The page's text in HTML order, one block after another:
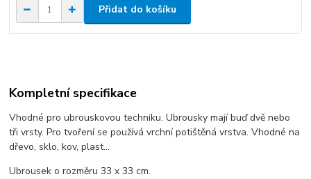
Přidat do košíku
Kompletní specifikace
Vhodné pro ubrouskovou techniku. Ubrousky mají buď dvě nebo
tři vrsty. Pro tvoření se používá vrchní potištěná vrstva. Vhodné na
dřevo, sklo, kov, plast...
Ubrousek o rozměru 33 x 33 cm.